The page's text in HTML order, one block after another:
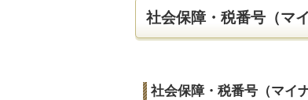
社会保障・税番号（マ
社会保障・税番号（マイ